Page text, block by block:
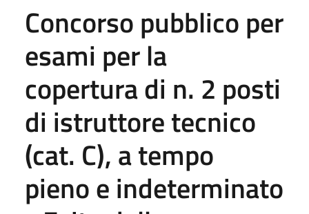
Concorso pubblico per
esami per la
copertura di n. 2 posti
di istruttore tecnico
(cat. C), a tempo
pieno e indeterminato